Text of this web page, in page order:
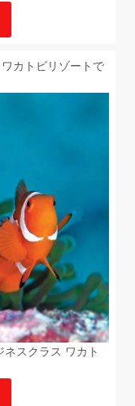
カトビリゾートで
スクラス ワカト